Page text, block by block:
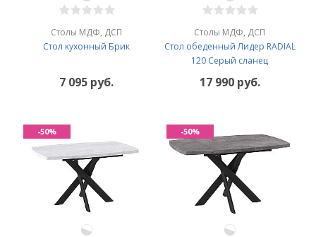
Столы МДФ, ДСП
Стол кухонный Брик
7 095 руб.
Столы МДФ, ДСП
Стол обеденный Лидер RADIAL
120 Серый сланец
17 990 руб.
-50% -50%